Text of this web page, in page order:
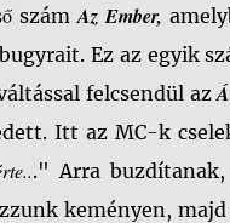
szám Az Ember,
Ez az egyik
felcsendül az
Itt az MC-k
." Arra
keményen,